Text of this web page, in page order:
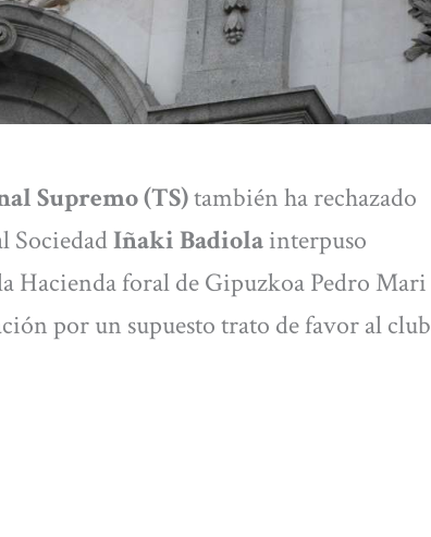
Supremo (TS)también ha rechazado
SociedadIñaki Badiolainterpuso
Hacienda foral de Gipuzkoa Pedro Mari
por un supuesto trato de favor al club